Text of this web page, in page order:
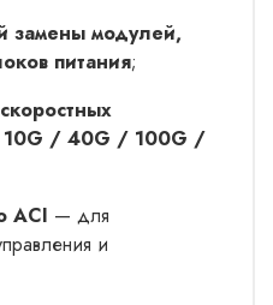
замены модулей,
питания;
10G / 40G / 100G /
ACI — для
и